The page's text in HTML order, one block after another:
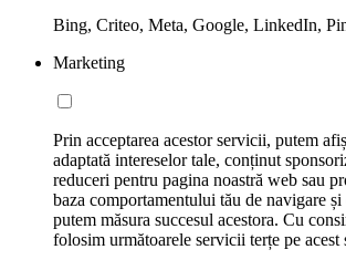
Bing, Criteo, Meta, Google, LinkedIn,
Marketing
Prin acceptarea acestor servicii, putem
adaptată intereselor tale, conținut
reduceri pentru pagina noastră web sau
baza comportamentului tău de navigare
putem măsura succesul acestora. Cu
folosim următoarele servicii terțe pe acest